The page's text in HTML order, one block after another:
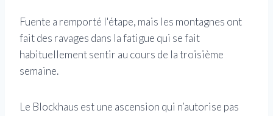
Fuente a remporté l'étape, mais les montagnes ont
fait des ravages dans la fatigue qui se fait
habituellement sentir au cours de la troisième
semaine.
Le Blockhaus est une ascension qui n’autorise pas